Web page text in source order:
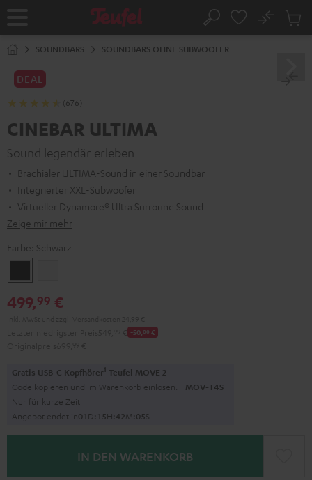
Startseite Suche
No
SOUNDBARS SOUNDBARS OHNE SUBWOOFER
DEAL
(676)
CINEBAR ULTIMA
Sound legendär erleben
Brachialer ULTIMA-Sound in einer Soundbar
Integrierter XXL-Subwoofer
Virtueller Dynamore® Ultra Surround Sound
Zeige mir mehr
Farbe: Schwarz
499,99 €
-50,00 €
Gratis USB-C Kopfhörer1 Teufel MOVE 2
Code kopieren und im Warenkorb einlösen. MOV-T4S
Nur für kurze Zeit
Angebot endet in01D:1 5H:42M:05S
IN DEN WARENKORB